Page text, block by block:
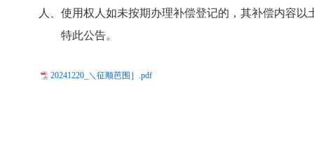
人、使用权人如未按期办理补偿登记的，其补偿内容以
特此公告。
20241220_＼征顺芭围］.pdf